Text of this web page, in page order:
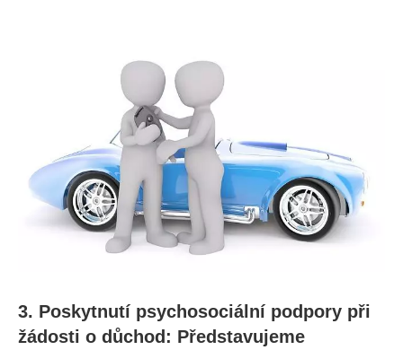
3. Poskytnutí psychosociální podpory při
žádosti o důchod: Představujeme